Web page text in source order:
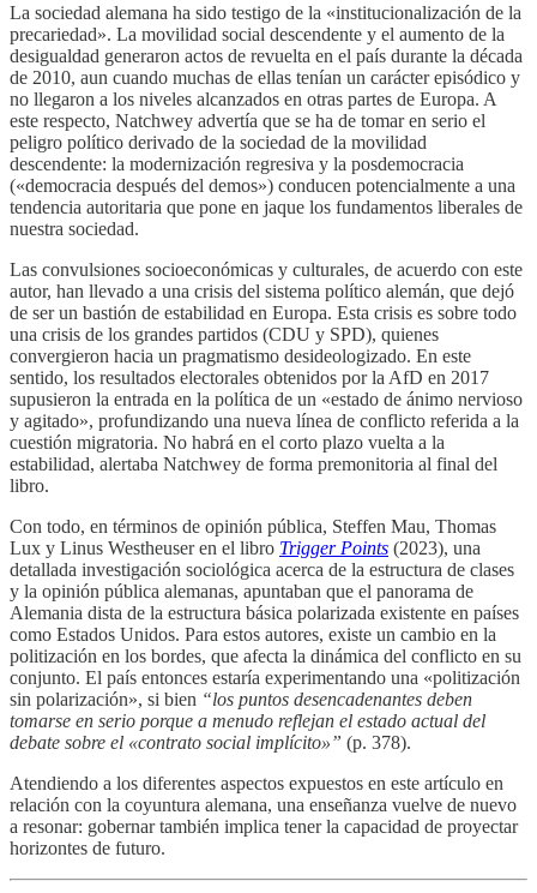
La sociedad alemana ha sido testigo de la «institucionalización de la
precariedad». La movilidad social descendente y el aumento de la
desigualdad generaron actos de revuelta en el país durante la década
de 2010, aun cuando muchas de ellas tenían un carácter episódico y
no llegaron a los niveles alcanzados en otras partes de Europa. A
este respecto, Natchwey advertía que se ha de tomar en serio el
peligro político derivado de la sociedad de la movilidad
descendente: la modernización regresiva y la posdemocracia
(«democracia después del demos») conducen potencialmente a una
tendencia autoritaria que pone en jaque los fundamentos liberales de
nuestra sociedad.
Las convulsiones socioeconómicas y culturales, de acuerdo con este
autor, han llevado a una crisis del sistema político alemán, que dejó
de ser un bastión de estabilidad en Europa. Esta crisis es sobre todo
una crisis de los grandes partidos (CDU y SPD), quienes
convergieron hacia un pragmatismo desideologizado. En este
sentido, los resultados electorales obtenidos por la AfD en 2017
supusieron la entrada en la política de un «estado de ánimo nervioso
y agitado», profundizando una nueva línea de conflicto referida a la
cuestión migratoria. No habrá en el corto plazo vuelta a la
estabilidad, alertaba Natchwey de forma premonitoria al final del
libro.
Con todo, en términos de opinión pública, Steffen Mau, Thomas
Lux y Linus Westheuser en el libro Trigger Points (2023), una
detallada investigación sociológica acerca de la estructura de clases
y la opinión pública alemanas, apuntaban que el panorama de
Alemania dista de la estructura básica polarizada existente en países
como Estados Unidos. Para estos autores, existe un cambio en la
politización en los bordes, que afecta la dinámica del conflicto en su
conjunto. El país entonces estaría experimentando una «politización
sin polarización», si bien “los puntos desencadenantes deben
tomarse en serio porque a menudo reflejan el estado actual del
debate sobre el «contrato social implícito»” (p. 378).
Atendiendo a los diferentes aspectos expuestos en este artículo en
relación con la coyuntura alemana, una enseñanza vuelve de nuevo
a resonar: gobernar también implica tener la capacidad de proyectar
horizontes de futuro.